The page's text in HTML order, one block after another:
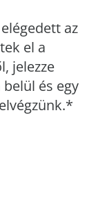
az
el a
jelezze
és egy